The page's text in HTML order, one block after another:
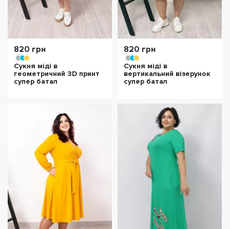
820 грн
Сукня міді в
геометричний 3D принт
супер батал
820 грн
Сукня міді в
вертикальний візерунок
супер батал